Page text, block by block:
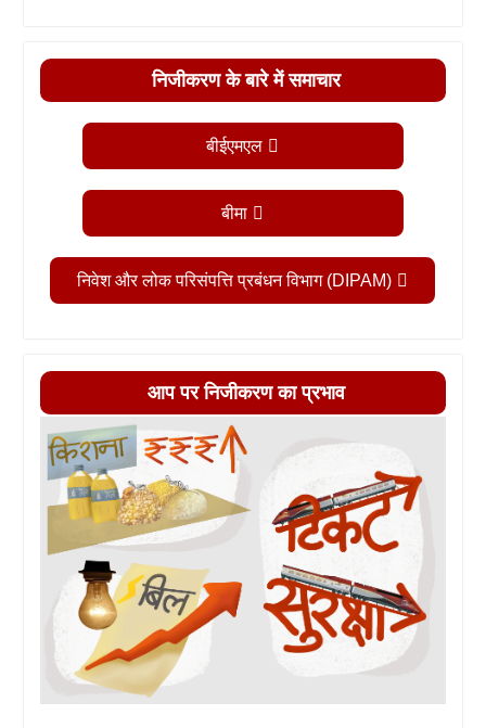
निजीकरण के बारे में समाचार
बीईएमएल
बीमा
निवेश और लोक परिसंपत्ति प्रबंधन विभाग (DIPAM)
आप पर निजीकरण का प्रभाव